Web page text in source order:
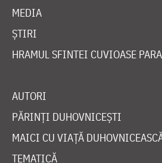
MEDIA
ȘTIRI
HRAMUL SFINTEI CUVIOASE
AUTORI
PĂRINȚI DUHOVNICEȘTI
MAICI CU VIAȚĂ
TEMATICĂ